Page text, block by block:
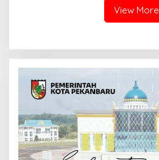
KEMARAU DAN POTENSI ELView More